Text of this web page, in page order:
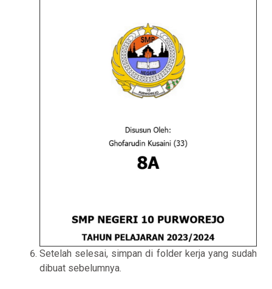
Setelah selesai, simpan di folder kerja yang sudah
dibuat sebelumnya.